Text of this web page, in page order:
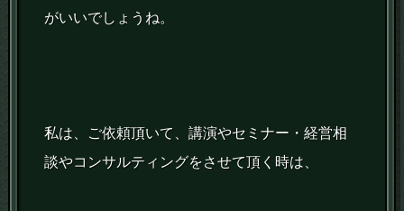
がいいでしょうね。
私は、ご依頼頂いて、講演やセミナー・経営相
談やコンサルティングをさせて頂く時は、